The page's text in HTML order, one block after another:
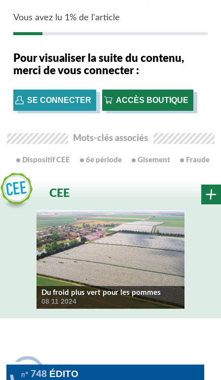
Vous avez lu 1% de l'article
Pour visualiser la suite du contenu,
merci de vous connecter :
SE CONNECTER ACCÈS BOUTIQUE
Mots-clés associés
Dispositif CEE 6e période Gisement Fraude
CEE
Du froid plus vert pour les pommes
08 11 2024
n° 748 ÉDITO